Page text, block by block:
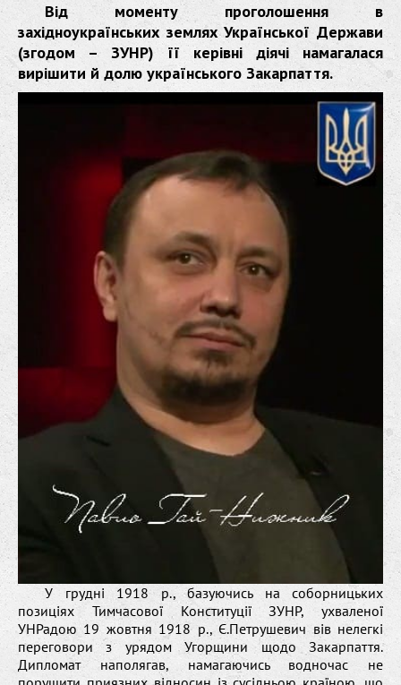
Від моменту проголошення в
західноукраїнських землях Української Держави
(згодом – ЗУНР) її керівні діячі намагалася
вирішити й долю українського Закарпаття.
У грудні 1918 р., базуючись на соборницьких
позиціях Тимчасової Конституції ЗУНР, ухваленої
УНРадою 19 жовтня 1918 р., Є.Петрушевич вів нелегкі
переговори з урядом Угорщини щодо Закарпаття.
Дипломат наполягав, намагаючись водночас не